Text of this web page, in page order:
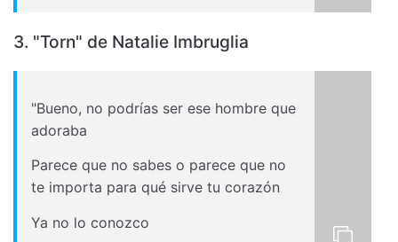
3. "Torn" de Natalie Imbruglia
"Bueno, no podrías ser ese hombre que
adoraba
Parece que no sabes o parece que no
te importa para qué sirve tu corazón
Ya no lo conozco